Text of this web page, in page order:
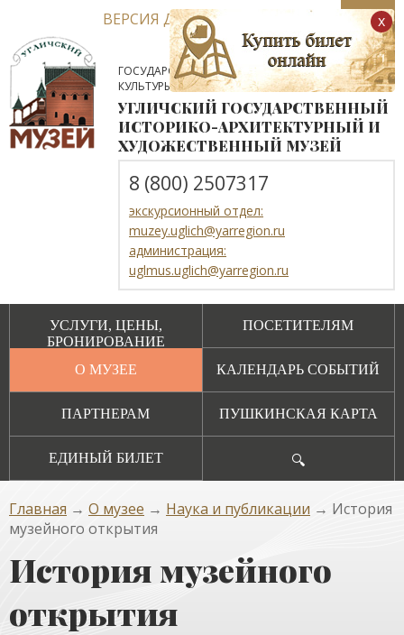
ВЕРСИЯ ДЛЯ СЛАБОВИДЯЩИХ
ГОСУДАРСТВЕННОЕ АВТОНОМНОЕ УЧРЕЖДЕНИЕ
КУЛЬТУРЫ ЯРОСЛАВСКОЙ ОБЛАСТИ
УГЛИЧСКИЙ ГОСУДАРСТВЕННЫЙ
ИСТОРИКО-АРХИТЕКТУРНЫЙ И
ХУДОЖЕСТВЕННЫЙ МУЗЕЙ
8 (800) 2507317
экскурсионный отдел:
muzey.uglich@yarregion.ru
администрация:
uglmus.uglich@yarregion.ru
УСЛУГИ, ЦЕНЫ,
БРОНИРОВАНИЕ
ПОСЕТИТЕЛЯМ
О МУЗЕЕ КАЛЕНДАРЬ СОБЫТИЙ
ПАРТНЕРАМ ПУШКИНСКАЯ КАРТА
ЕДИНЫЙ БИЛЕТ 🔍
Главная → О музее → Наука и публикации → История
музейного открытия
История музейного
открытия
x